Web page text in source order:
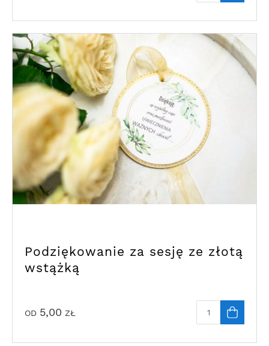
Podziękowanie za sesję ze złotą
wstążką
OD 5,00 ZŁ